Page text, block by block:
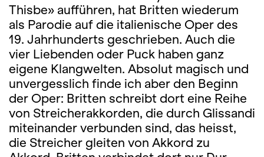
Thisbe» aufführen, hat Britten wiederum
als Parodie auf die italienische Oper des
19. Jahrhunderts geschrieben. Auch die
vier Liebenden oder Puck haben ganz
eigene Klangwelten. Absolut magisch und
unvergesslich finde ich aber den Beginn
der Oper: Britten schreibt dort eine Reihe
von Streicherakkorden, die durch Glissandi
miteinander verbunden sind, das heisst,
die Streicher gleiten von Akkord zu